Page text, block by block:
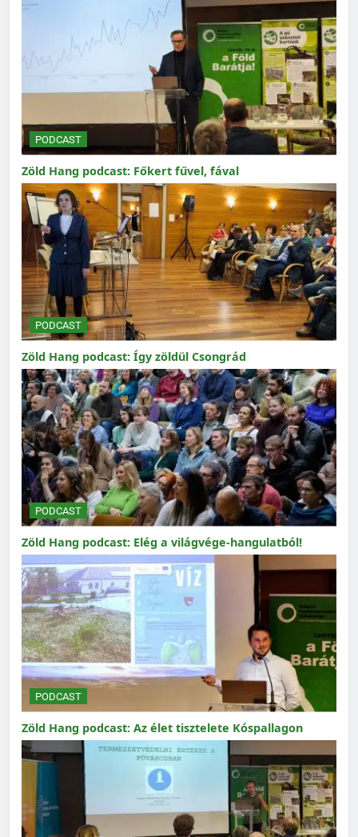
PODCAST
Zöld Hang podcast: Főkert fűvel, fával
PODCAST
Zöld Hang podcast: Így zöldül Csongrád
PODCAST
Zöld Hang podcast: Elég a világvége-hangulatból!
PODCAST
Zöld Hang podcast: Az élet tisztelete Kóspallagon